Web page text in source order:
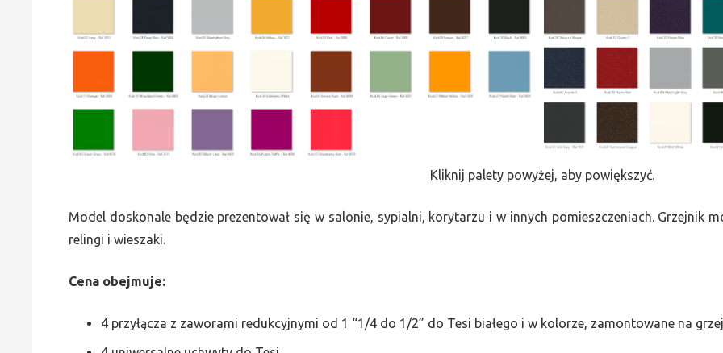
Kliknij palety powyżej, aby powiększyć.
Model doskonale będzie prezentował się w salonie, sypialni, korytarzu i w innych pomieszczeniach. Grzejnik
relingi i wieszaki.
Cena obejmuje:
4 przyłącza z zaworami redukcyjnymi od 1 “1/4 do 1/2” do Tesi białego i w kolorze, zamontowane na